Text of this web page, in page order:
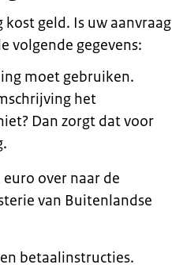
geld. Is uw aanvraag
volgende gegevens:
moet gebruiken.
het
Dan zorgt dat voor
over naar de
van Buitenlandse
betaalinstructies.